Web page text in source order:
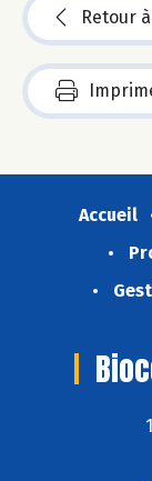
Retour
Accueil